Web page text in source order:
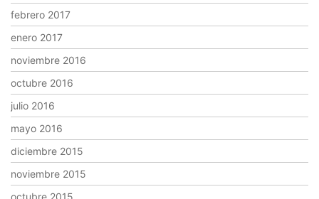
febrero 2017
enero 2017
noviembre 2016
octubre 2016
julio 2016
mayo 2016
diciembre 2015
noviembre 2015